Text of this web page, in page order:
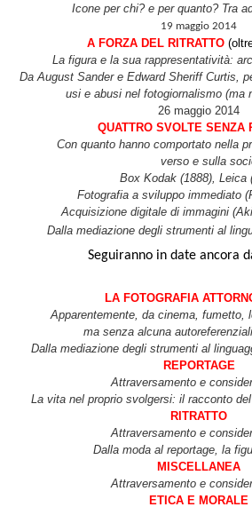
Icone per chi? e per quanto? Tra
19 maggio 2014
A FORZA DEL RITRATTO
La figura e la sua rappresentatività:
Da August Sander e Edward Sheriff Curtis,
usi e abusi nel fotogiornalismo (ma
26 maggio 2014
QUATTRO SVOLTE SENZA
Con quanto hanno comportato nella
verso e sulla
Box Kodak (1888), Leica
Fotografia a sviluppo immediato
Acquisizione digitale di immagini
Dalla mediazione degli strumenti al
Seguiranno in date ancora
LA FOTOGRAFIA
Apparentemente, da cinema, fumetto,
ma senza alcuna
Dalla mediazione degli strumenti al
REPORTAGE
Attraversamento e
La vita nel proprio svolgersi: il racconto
RITRATTO
Attraversamento e
Dalla moda al reportage, la
MISCELLANEA
Attraversamento e
ETICA E MORALE